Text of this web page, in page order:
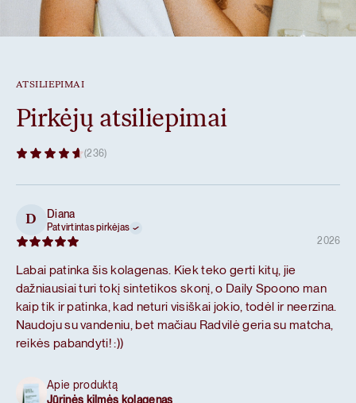
mityba bei sveikas gyvenimo būdas. Neviršykite nustatytos
rekomenduojamos dozės.
Laukinis jūrinis kolagenas
100% laukinių žuvų hidrolizuoti kolageno peptidai.
ATSILIEPIMAI
Pirkėjų atsiliepimai
(236)
D Diana
Patvirtintas pirkėjas
2026
Labai patinka šis kolagenas. Kiek teko gerti kitų, jie
dažniausiai turi tokį sintetikos skonį, o Daily Spoono man
kaip tik ir patinka, kad neturi visiškai jokio, todėl ir neerzina.
Naudoju su vandeniu, bet mačiau Radvilė geria su matcha,
reikės pabandyti! :))
Apie produktą
Jūrinės kilmės kolagenas